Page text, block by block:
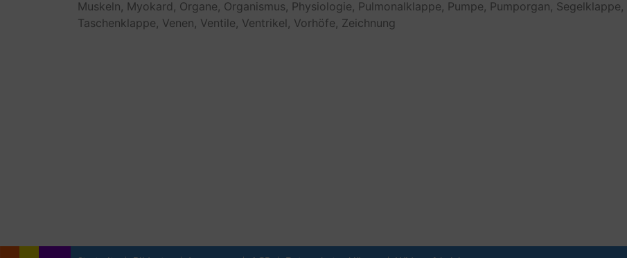
Muskeln, Myokard, Organe, Organismus, Physiologie, Pulmonalklappe, Pumpe, Pumporgan, Segelklappe,
Taschenklappe, Venen, Ventile, Ventrikel, Vorhöfe, Zeichnung